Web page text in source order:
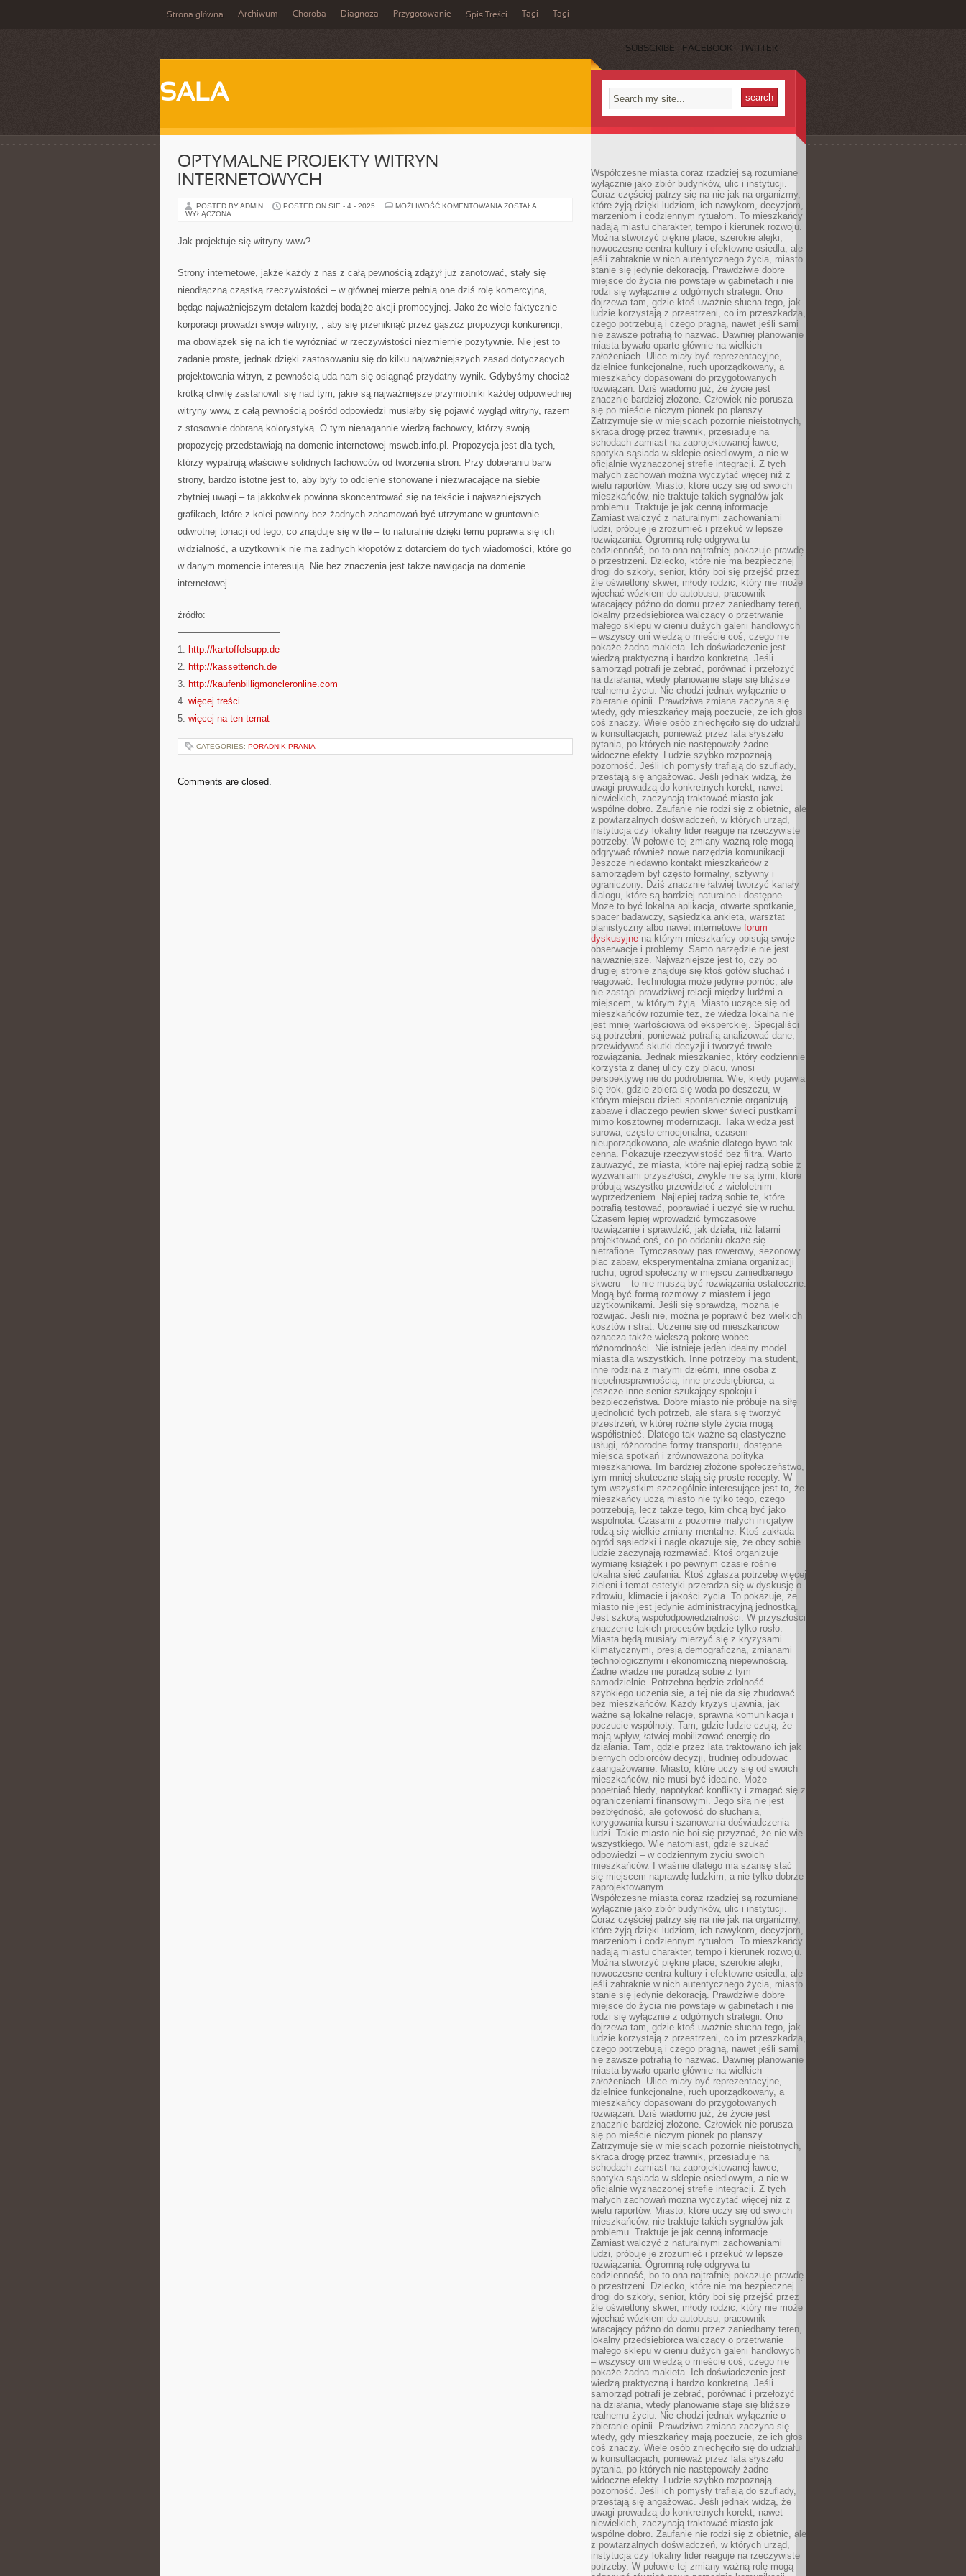
Strona główna Archiwum Choroba Diagnoza Przygotowanie Spis Treści Tagi Tagi
SUBSCRIBE FACEBOOK TWITTER
SALA
OPTYMALNE PROJEKTY WITRYN
INTERNETOWYCH
POSTED BY ADMIN POSTED ON SIE - 4 - 2025 MOŻLIWOŚĆ KOMENTOWANIA OPTYMALNE
ZOSTAŁA
WYŁĄCZONA
Jak projektuje się witryny www?
Strony internetowe, jakże każdy z nas z całą pewnością zdążył już zanotować, stały się
nieodłączną cząstką rzeczywistości – w głównej mierze pełnią one dziś rolę komercyjną,
będąc najważniejszym detalem każdej bodajże akcji promocyjnej. Jako że wiele faktycznie
korporacji prowadzi swoje witryny, , aby się przeniknąć przez gąszcz propozycji konkurencji,
ma obowiązek się na ich tle wyróżniać w rzeczywistości niezmiernie pozytywnie. Nie jest to
zadanie proste, jednak dzięki zastosowaniu się do kilku najważniejszych zasad dotyczących
projektowania witryn, z pewnością uda nam się osiągnąć przydatny wynik. Gdybyśmy chociaż
krótką chwilę zastanowili się nad tym, jakie są najważniejsze przymiotniki każdej odpowiedniej
witryny www, z całą pewnością pośród odpowiedzi musiałby się pojawić wygląd witryny, razem
z stosownie dobraną kolorystyką. O tym nienagannie wiedzą fachowcy, którzy swoją
propozycję przedstawiają na domenie internetowej msweb.info.pl. Propozycja jest dla tych,
którzy wypatrują właściwie solidnych fachowców od tworzenia stron. Przy dobieraniu barw
strony, bardzo istotne jest to, aby były to odcienie stonowane i niezwracające na siebie
zbytniej uwagi – ta jakkolwiek powinna skoncentrować się na tekście i najważniejszych
grafikach, które z kolei powinny bez żadnych zahamowań być utrzymane w gruntownie
odwrotnej tonacji od tego, co znajduje się w tle – to naturalnie dzięki temu poprawia się ich
widzialność, a użytkownik nie ma żadnych kłopotów z dotarciem do tych wiadomości, które go
w danym momencie interesują. Nie bez znaczenia jest także nawigacja na domenie
internetowej.
źródło:
———————————
1. http://kartoffelsupp.de
2. http://kassetterich.de
3. http://kaufenbilligmoncleronline.com
4. więcej treści
5. więcej na ten temat
CATEGORIES: PORADNIK PRANIA
Comments are closed.
Współczesne miasta coraz rzadziej są rozumiane
wyłącznie jako zbiór budynków, ulic i instytucji.
Coraz częściej patrzy się na nie jak na organizmy,
które żyją dzięki ludziom, ich nawykom, decyzjom,
marzeniom i codziennym rytuałom. To mieszkańcy
nadają miastu charakter, tempo i kierunek rozwoju.
Można stworzyć piękne place, szerokie alejki,
nowoczesne centra kultury i efektowne osiedla, ale
jeśli zabraknie w nich autentycznego życia, miasto
stanie się jedynie dekoracją. Prawdziwie dobre
miejsce do życia nie powstaje w gabinetach i nie
rodzi się wyłącznie z odgórnych strategii. Ono
dojrzewa tam, gdzie ktoś uważnie słucha tego, jak
ludzie korzystają z przestrzeni, co im przeszkadza,
czego potrzebują i czego pragną, nawet jeśli sami
nie zawsze potrafią to nazwać. Dawniej planowanie
miasta bywało oparte głównie na wielkich
założeniach. Ulice miały być reprezentacyjne,
dzielnice funkcjonalne, ruch uporządkowany, a
mieszkańcy dopasowani do przygotowanych
rozwiązań. Dziś wiadomo już, że życie jest
znacznie bardziej złożone. Człowiek nie porusza
się po mieście niczym pionek po planszy.
Zatrzymuje się w miejscach pozornie nieistotnych,
skraca drogę przez trawnik, przesiaduje na
schodach zamiast na zaprojektowanej ławce,
spotyka sąsiada w sklepie osiedlowym, a nie w
oficjalnie wyznaczonej strefie integracji. Z tych
małych zachowań można wyczytać więcej niż z
wielu raportów. Miasto, które uczy się od swoich
mieszkańców, nie traktuje takich sygnałów jak
problemu. Traktuje je jak cenną informację.
Zamiast walczyć z naturalnymi zachowaniami
ludzi, próbuje je zrozumieć i przekuć w lepsze
rozwiązania. Ogromną rolę odgrywa tu
codzienność, bo to ona najtrafniej pokazuje prawdę
o przestrzeni. Dziecko, które nie ma bezpiecznej
drogi do szkoły, senior, który boi się przejść przez
źle oświetlony skwer, młody rodzic, który nie może
wjechać wózkiem do autobusu, pracownik
wracający późno do domu przez zaniedbany teren,
lokalny przedsiębiorca walczący o przetrwanie
małego sklepu w cieniu dużych galerii handlowych
– wszyscy oni wiedzą o mieście coś, czego nie
pokaże żadna makieta. Ich doświadczenie jest
wiedzą praktyczną i bardzo konkretną. Jeśli
samorząd potrafi je zebrać, porównać i przełożyć
na działania, wtedy planowanie staje się bliższe
realnemu życiu. Nie chodzi jednak wyłącznie o
zbieranie opinii. Prawdziwa zmiana zaczyna się
wtedy, gdy mieszkańcy mają poczucie, że ich głos
coś znaczy. Wiele osób zniechęciło się do udziału
w konsultacjach, ponieważ przez lata słyszało
pytania, po których nie następowały żadne
widoczne efekty. Ludzie szybko rozpoznają
pozorność. Jeśli ich pomysły trafiają do szuflady,
przestają się angażować. Jeśli jednak widzą, że
uwagi prowadzą do konkretnych korekt, nawet
niewielkich, zaczynają traktować miasto jak
wspólne dobro. Zaufanie nie rodzi się z obietnic, ale
z powtarzalnych doświadczeń, w których urząd,
instytucja czy lokalny lider reaguje na rzeczywiste
potrzeby. W połowie tej zmiany ważną rolę mogą
odgrywać również nowe narzędzia komunikacji.
Jeszcze niedawno kontakt mieszkańców z
samorządem był często formalny, sztywny i
ograniczony. Dziś znacznie łatwiej tworzyć kanały
dialogu, które są bardziej naturalne i dostępne.
Może to być lokalna aplikacja, otwarte spotkanie,
spacer badawczy, sąsiedzka ankieta, warsztat
planistyczny albo nawet internetowe forum
dyskusyjne na którym mieszkańcy opisują swoje
obserwacje i problemy. Samo narzędzie nie jest
najważniejsze. Najważniejsze jest to, czy po
drugiej stronie znajduje się ktoś gotów słuchać i
reagować. Technologia może jedynie pomóc, ale
nie zastąpi prawdziwej relacji między ludźmi a
miejscem, w którym żyją. Miasto uczące się od
mieszkańców rozumie też, że wiedza lokalna nie
jest mniej wartościowa od eksperckiej. Specjaliści
są potrzebni, ponieważ potrafią analizować dane,
przewidywać skutki decyzji i tworzyć trwałe
rozwiązania. Jednak mieszkaniec, który codziennie
korzysta z danej ulicy czy placu, wnosi
perspektywę nie do podrobienia. Wie, kiedy pojawia
się tłok, gdzie zbiera się woda po deszczu, w
którym miejscu dzieci spontanicznie organizują
zabawę i dlaczego pewien skwer świeci pustkami
mimo kosztownej modernizacji. Taka wiedza jest
surowa, często emocjonalna, czasem
nieuporządkowana, ale właśnie dlatego bywa tak
cenna. Pokazuje rzeczywistość bez filtra. Warto
zauważyć, że miasta, które najlepiej radzą sobie z
wyzwaniami przyszłości, zwykle nie są tymi, które
próbują wszystko przewidzieć z wieloletnim
wyprzedzeniem. Najlepiej radzą sobie te, które
potrafią testować, poprawiać i uczyć się w ruchu.
Czasem lepiej wprowadzić tymczasowe
rozwiązanie i sprawdzić, jak działa, niż latami
projektować coś, co po oddaniu okaże się
nietrafione. Tymczasowy pas rowerowy, sezonowy
plac zabaw, eksperymentalna zmiana organizacji
ruchu, ogród społeczny w miejscu zaniedbanego
skweru – to nie muszą być rozwiązania ostateczne.
Mogą być formą rozmowy z miastem i jego
użytkownikami. Jeśli się sprawdzą, można je
rozwijać. Jeśli nie, można je poprawić bez wielkich
kosztów i strat. Uczenie się od mieszkańców
oznacza także większą pokorę wobec
różnorodności. Nie istnieje jeden idealny model
miasta dla wszystkich. Inne potrzeby ma student,
inne rodzina z małymi dziećmi, inne osoba z
niepełnosprawnością, inne przedsiębiorca, a
jeszcze inne senior szukający spokoju i
bezpieczeństwa. Dobre miasto nie próbuje na siłę
ujednolicić tych potrzeb, ale stara się tworzyć
przestrzeń, w której różne style życia mogą
współistnieć. Dlatego tak ważne są elastyczne
usługi, różnorodne formy transportu, dostępne
miejsca spotkań i zrównoważona polityka
mieszkaniowa. Im bardziej złożone społeczeństwo,
tym mniej skuteczne stają się proste recepty. W
tym wszystkim szczególnie interesujące jest to, że
mieszkańcy uczą miasto nie tylko tego, czego
potrzebują, lecz także tego, kim chcą być jako
wspólnota. Czasami z pozornie małych inicjatyw
rodzą się wielkie zmiany mentalne. Ktoś zakłada
ogród sąsiedzki i nagle okazuje się, że obcy sobie
ludzie zaczynają rozmawiać. Ktoś organizuje
wymianę książek i po pewnym czasie rośnie
lokalna sieć zaufania. Ktoś zgłasza potrzebę więcej
zieleni i temat estetyki przeradza się w dyskusję o
zdrowiu, klimacie i jakości życia. To pokazuje, że
miasto nie jest jedynie administracyjną jednostką.
Jest szkołą współodpowiedzialności. W przyszłości
znaczenie takich procesów będzie tylko rosło.
Miasta będą musiały mierzyć się z kryzysami
klimatycznymi, presją demograficzną, zmianami
technologicznymi i ekonomiczną niepewnością.
Żadne władze nie poradzą sobie z tym
samodzielnie. Potrzebna będzie zdolność
szybkiego uczenia się, a tej nie da się zbudować
bez mieszkańców. Każdy kryzys ujawnia, jak
ważne są lokalne relacje, sprawna komunikacja i
poczucie wspólnoty. Tam, gdzie ludzie czują, że
mają wpływ, łatwiej mobilizować energię do
działania. Tam, gdzie przez lata traktowano ich jak
biernych odbiorców decyzji, trudniej odbudować
zaangażowanie. Miasto, które uczy się od swoich
mieszkańców, nie musi być idealne. Może
popełniać błędy, napotykać konflikty i zmagać się z
ograniczeniami finansowymi. Jego siłą nie jest
bezbłędność, ale gotowość do słuchania,
korygowania kursu i szanowania doświadczenia
ludzi. Takie miasto nie boi się przyznać, że nie wie
wszystkiego. Wie natomiast, gdzie szukać
odpowiedzi – w codziennym życiu swoich
mieszkańców. I właśnie dlatego ma szansę stać
się miejscem naprawdę ludzkim, a nie tylko dobrze
zaprojektowanym.
Współczesne miasta coraz rzadziej są rozumiane
wyłącznie jako zbiór budynków, ulic i instytucji.
Coraz częściej patrzy się na nie jak na organizmy,
które żyją dzięki ludziom, ich nawykom, decyzjom,
marzeniom i codziennym rytuałom. To mieszkańcy
nadają miastu charakter, tempo i kierunek rozwoju.
Można stworzyć piękne place, szerokie alejki,
nowoczesne centra kultury i efektowne osiedla, ale
jeśli zabraknie w nich autentycznego życia, miasto
stanie się jedynie dekoracją. Prawdziwie dobre
miejsce do życia nie powstaje w gabinetach i nie
rodzi się wyłącznie z odgórnych strategii. Ono
dojrzewa tam, gdzie ktoś uważnie słucha tego, jak
ludzie korzystają z przestrzeni, co im przeszkadza,
czego potrzebują i czego pragną, nawet jeśli sami
nie zawsze potrafią to nazwać. Dawniej planowanie
miasta bywało oparte głównie na wielkich
założeniach. Ulice miały być reprezentacyjne,
dzielnice funkcjonalne, ruch uporządkowany, a
mieszkańcy dopasowani do przygotowanych
rozwiązań. Dziś wiadomo już, że życie jest
znacznie bardziej złożone. Człowiek nie porusza
się po mieście niczym pionek po planszy.
Zatrzymuje się w miejscach pozornie nieistotnych,
skraca drogę przez trawnik, przesiaduje na
schodach zamiast na zaprojektowanej ławce,
spotyka sąsiada w sklepie osiedlowym, a nie w
oficjalnie wyznaczonej strefie integracji. Z tych
małych zachowań można wyczytać więcej niż z
wielu raportów. Miasto, które uczy się od swoich
mieszkańców, nie traktuje takich sygnałów jak
problemu. Traktuje je jak cenną informację.
Zamiast walczyć z naturalnymi zachowaniami
ludzi, próbuje je zrozumieć i przekuć w lepsze
rozwiązania. Ogromną rolę odgrywa tu
codzienność, bo to ona najtrafniej pokazuje prawdę
o przestrzeni. Dziecko, które nie ma bezpiecznej
drogi do szkoły, senior, który boi się przejść przez
źle oświetlony skwer, młody rodzic, który nie może
wjechać wózkiem do autobusu, pracownik
wracający późno do domu przez zaniedbany teren,
lokalny przedsiębiorca walczący o przetrwanie
małego sklepu w cieniu dużych galerii handlowych
– wszyscy oni wiedzą o mieście coś, czego nie
pokaże żadna makieta. Ich doświadczenie jest
wiedzą praktyczną i bardzo konkretną. Jeśli
samorząd potrafi je zebrać, porównać i przełożyć
na działania, wtedy planowanie staje się bliższe
realnemu życiu. Nie chodzi jednak wyłącznie o
zbieranie opinii. Prawdziwa zmiana zaczyna się
wtedy, gdy mieszkańcy mają poczucie, że ich głos
coś znaczy. Wiele osób zniechęciło się do udziału
w konsultacjach, ponieważ przez lata słyszało
pytania, po których nie następowały żadne
widoczne efekty. Ludzie szybko rozpoznają
pozorność. Jeśli ich pomysły trafiają do szuflady,
przestają się angażować. Jeśli jednak widzą, że
uwagi prowadzą do konkretnych korekt, nawet
niewielkich, zaczynają traktować miasto jak
wspólne dobro. Zaufanie nie rodzi się z obietnic, ale
z powtarzalnych doświadczeń, w których urząd,
instytucja czy lokalny lider reaguje na rzeczywiste
potrzeby. W połowie tej zmiany ważną rolę mogą